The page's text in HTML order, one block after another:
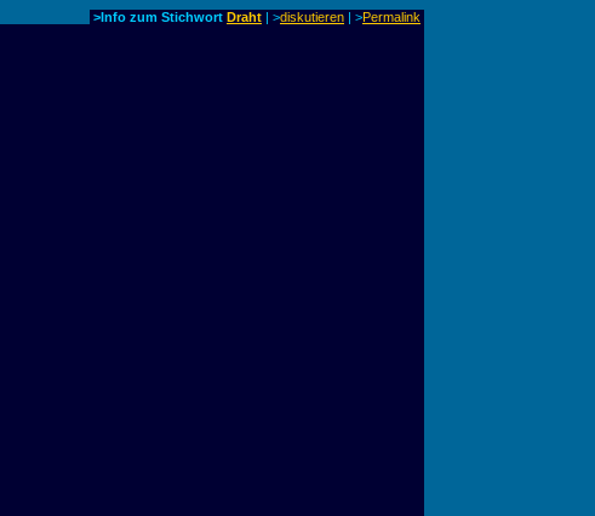
>Info zum Stichwort Draht | >diskutieren | >Permalink